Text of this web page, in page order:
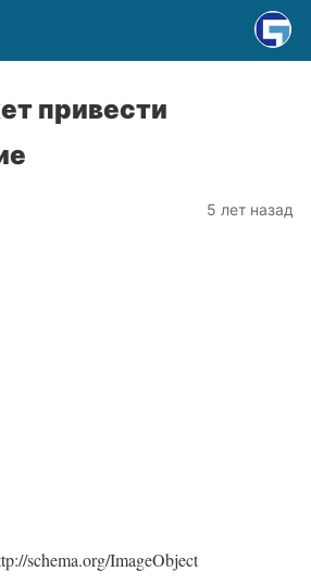
привести
5 лет назад
schema.org/ImageObject